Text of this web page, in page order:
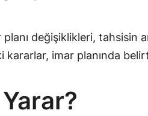
değişiklikleri, tahsisin
kararlar, imar planında